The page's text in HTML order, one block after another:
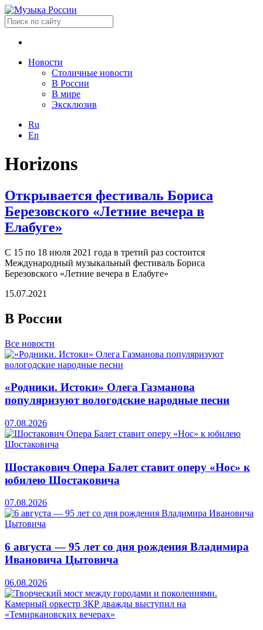
Новости
Столичные новости
В России
В мире
Эксклюзив
Ru
En
Horizons
Открывается фестиваль Бориса
Березовского «Летние вечера в
Елабуге»
С 15 по 18 июля 2021 года в третий раз состоится
Международный музыкальный фестиваль Бориса
Березовского «Летние вечера в Елабуге»
15.07.2021
В России
Все новости
«Родники. Истоки» Олега Газманова
популяризуют вологодские народные песни
07.08.2026
Шостакович Опера Балет ставит оперу «Нос» к
юбилею Шостаковича
07.08.2026
6 августа — 95 лет со дня рождения Владимира
Ивановича Цытовича
06.08.2026